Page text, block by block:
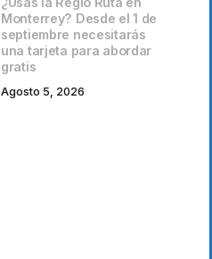
Monterrey? Desde el 1 de
septiembre necesitarás
una tarjeta para abordar
gratis
Agosto 5, 2026